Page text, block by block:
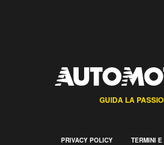
GUIDA LA
PRIVACY POLICY TERMINI E